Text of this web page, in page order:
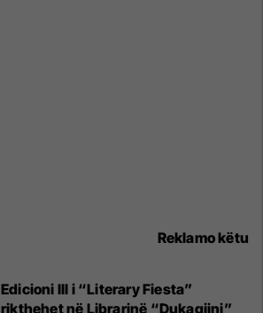
Reklamo këtu
Edicioni III i “Literary Fiesta”
rikthehet në Librarinë “Dukagjini”